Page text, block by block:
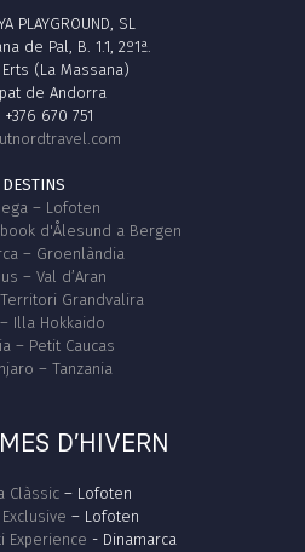
PLAYGROUND, SL
de Pal, B. 1.1, 2º1ª.
(La Massana)
de Andorra
670 751
DESTINS
– Lofoten
d'Ålesund a Bergen
– Groenlàndia
– Val d’Aran
Grandvalira
– Illa Hokkaido
– Petit Caucas
– Tanzania
D’HIVERN
Clàssic – Lofoten
– Lofoten
Experience - Dinamarca